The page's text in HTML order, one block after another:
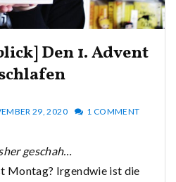
Den 1. Advent
29, 2020 1 COMMENT
geschah…
Montag? Irgendwie ist die